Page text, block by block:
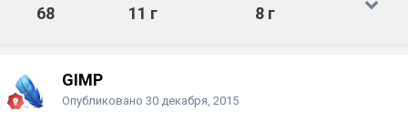
68 11 г 8 г
GIMP
Опубликовано 30 декабря, 2015